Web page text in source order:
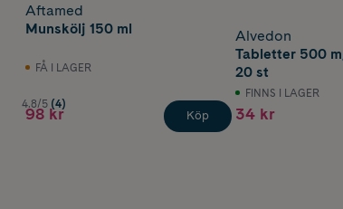
Aftamed
Munskölj 150 ml
FÅ I LAGER
4.8/5 (4)
98 kr Köp
Alvedon
Tabletter 500
20 st
FINNS I LAGER
34 kr